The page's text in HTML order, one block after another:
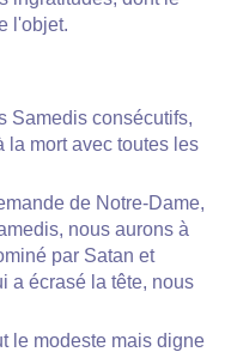
l'objet.
Samedis consécutifs,
la mort avec toutes les
de Notre-Dame,
nous aurons à
par Satan et
a écrasé la tête, nous
le modeste mais digne